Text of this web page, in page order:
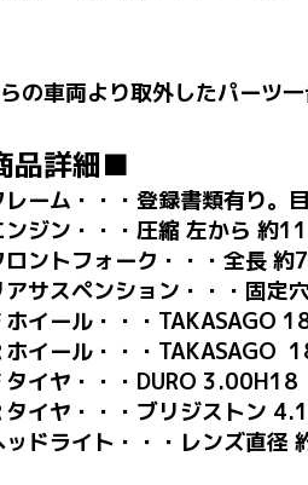
の車両より取外したパーツ
品詳細■
ーム・・・登録書類有り。
ジン・・・圧縮 左から
ントフォーク・・・全長
サスペンション・・・固定
イール・・・TAKASAGO
イール・・・TAKASAGO
イヤ・・・DURO 3.00H18
イヤ・・・ブリジストン
ドライト・・・レンズ直